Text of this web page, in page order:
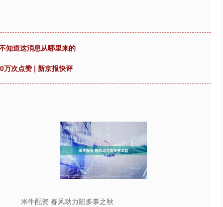
知道这消息从哪里来的
万次点赞 | 新京报快评
米牛配资 春风动力陷多事之秋